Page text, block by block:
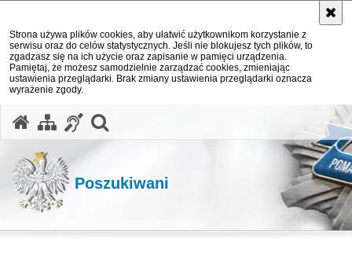
Strona używa plików cookies, aby ułatwić użytkownikom korzystanie z
serwisu oraz do celów statystycznych. Jeśli nie blokujesz tych plików, to
zgadzasz się na ich użycie oraz zapisanie w pamięci urządzenia.
Pamiętaj, że możesz samodzielnie zarządzać cookies, zmieniając
ustawienia przeglądarki. Brak zmiany ustawienia przeglądarki oznacza
wyrażenie zgody.
Poszukiwani